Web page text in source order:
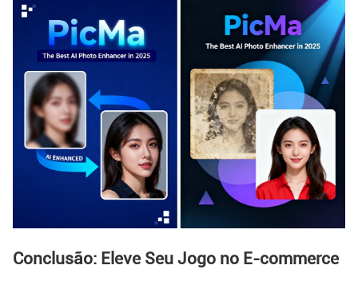
Conclusão: Eleve Seu Jogo no E-commerce